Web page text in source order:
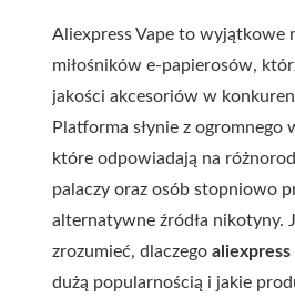
Aliexpress Vape to wyjątkowe
miłośników e-papierosów,
jakości akcesoriów w
Platforma słynie z
które odpowiadają na
palaczy oraz osób stopniowo
alternatywne źródła nikotyny.
zrozumieć, dlaczego aliexpress
dużą popularnością i jakie